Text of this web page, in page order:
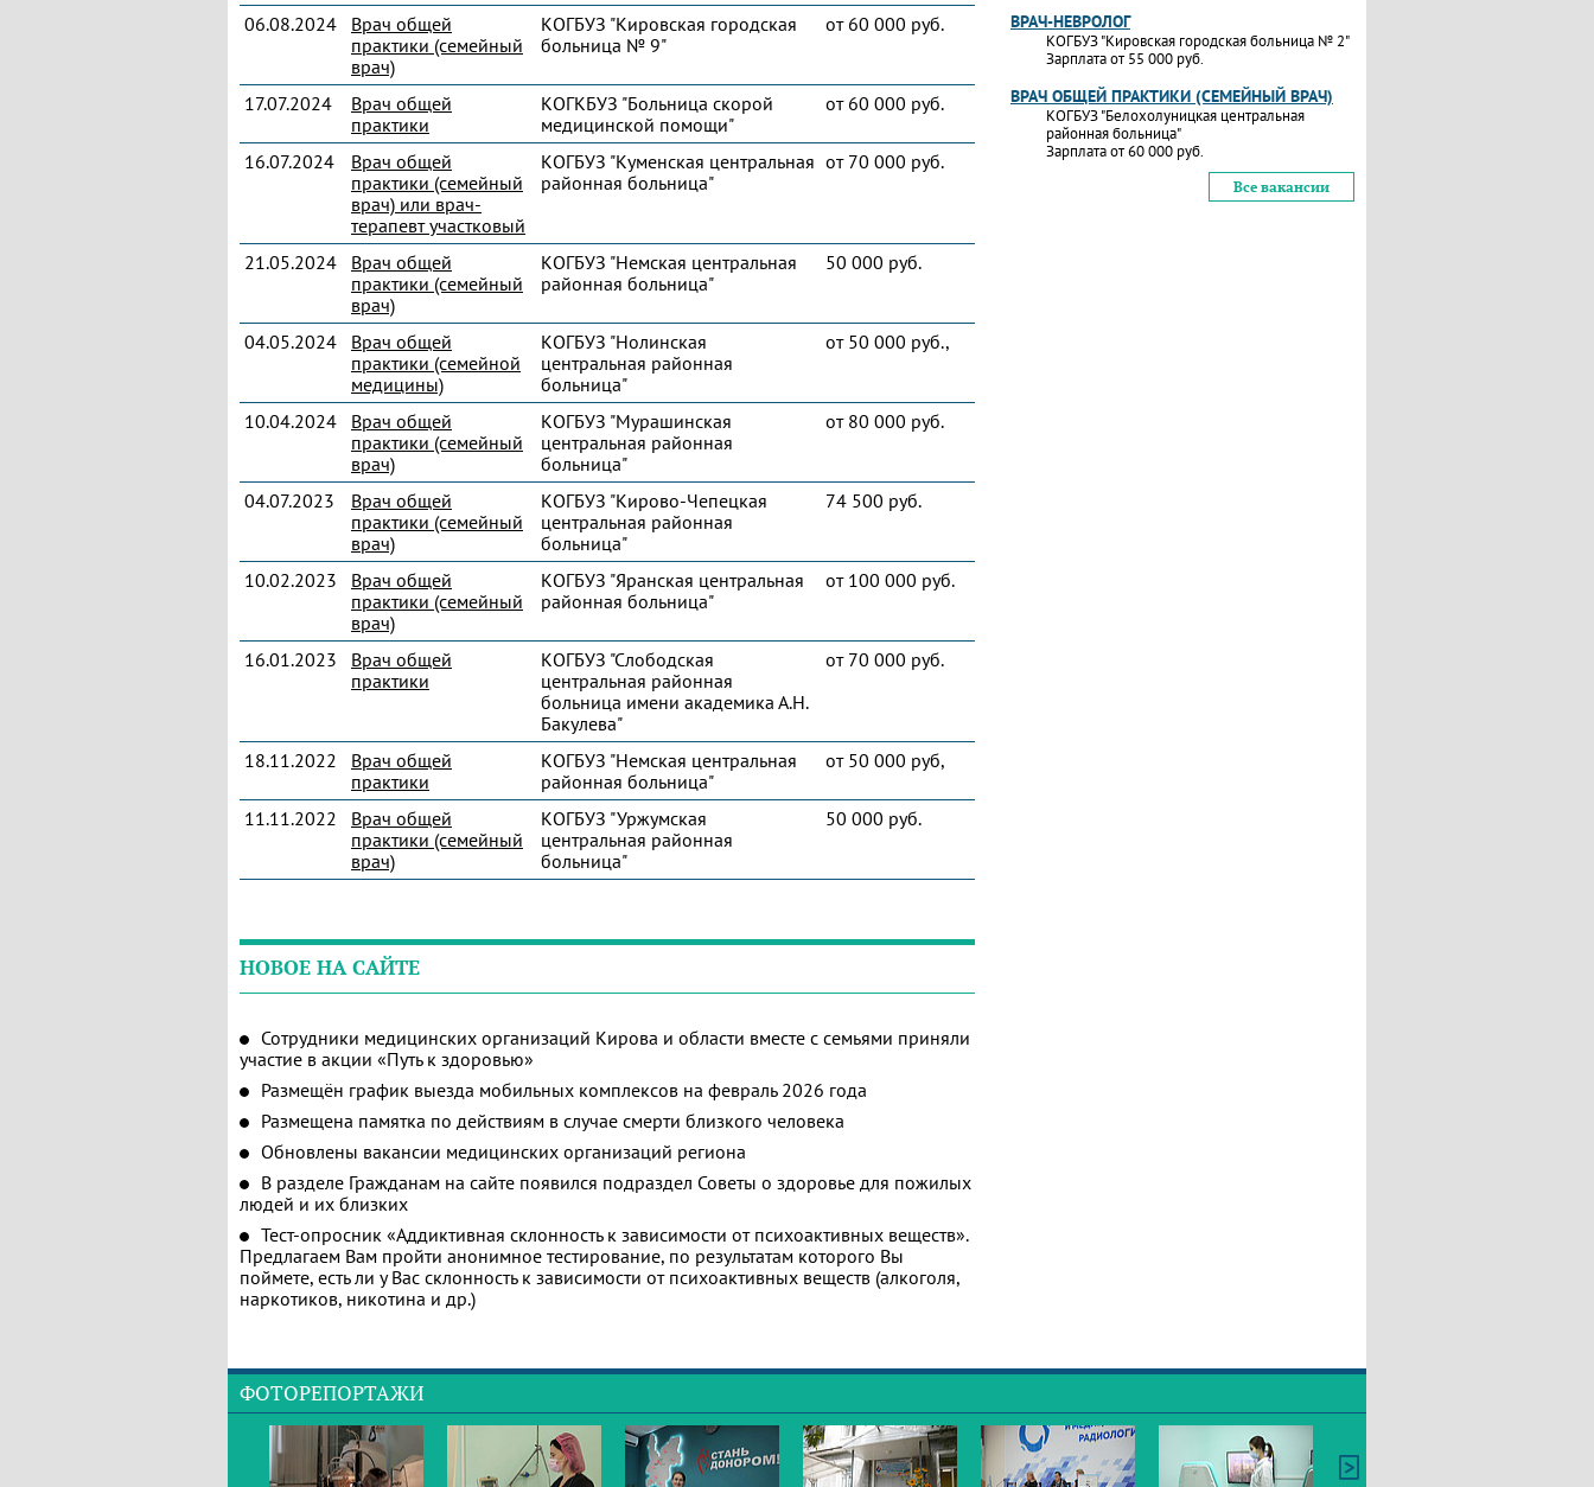
06.08.2024
Врач общей
практики (семейный
врач)
КОГБУЗ "Кировская городская
больница № 9"
от 60 000 руб.
17.07.2024
Врач общей
практики
КОГКБУЗ "Больница скорой
медицинской помощи"
от 60 000 руб.
16.07.2024
Врач общей
практики (семейный
врач) или врач-
терапевт участковый
КОГБУЗ "Куменская центральная
районная больница"
от 70 000 руб.
21.05.2024
Врач общей
практики (семейный
врач)
КОГБУЗ "Немская центральная
районная больница"
50 000 руб.
04.05.2024
Врач общей
практики (семейной
медицины)
КОГБУЗ "Нолинская
центральная районная
больница"
от 50 000 руб.,
10.04.2024
Врач общей
практики (семейный
врач)
КОГБУЗ "Мурашинская
центральная районная
больница"
от 80 000 руб.
04.07.2023
Врач общей
практики (семейный
врач)
КОГБУЗ "Кирово-Чепецкая
центральная районная
больница"
74 500 руб.
10.02.2023
Врач общей
практики (семейный
врач)
КОГБУЗ "Яранская центральная
районная больница"
от 100 000 руб.
16.01.2023
Врач общей
практики
КОГБУЗ "Слободская
центральная районная
больница имени академика А.Н.
Бакулева"
от 70 000 руб.
18.11.2022
Врач общей
практики
КОГБУЗ "Немская центральная
районная больница"
от 50 000 руб,
11.11.2022
Врач общей
практики (семейный
врач)
КОГБУЗ "Уржумская
центральная районная
больница"
50 000 руб.
НОВОЕ НА САЙТЕ
Сотрудники медицинских организаций Кирова и области вместе с семьями приняли
участие в акции «Путь к здоровью»
Размещён график выезда мобильных комплексов на февраль 2026 года
Размещена памятка по действиям в случае смерти близкого человека
Обновлены вакансии медицинских организаций региона
В разделе Гражданам на сайте появился подраздел Советы о здоровье для пожилых
людей и их близких
Тест-опросник «Аддиктивная склонность к зависимости от психоактивных веществ».
Предлагаем Вам пройти анонимное тестирование, по результатам которого Вы
поймете, есть ли у Вас склонность к зависимости от психоактивных веществ (алкоголя,
наркотиков, никотина и др.)
ВРАЧ-НЕВРОЛОГ
КОГБУЗ "Кировская городская больница № 2"
Зарплата от 55 000 руб.
ВРАЧ ОБЩЕЙ ПРАКТИКИ (СЕМЕЙНЫЙ ВРАЧ)
КОГБУЗ "Белохолуницкая центральная
районная больница"
Зарплата от 60 000 руб.
Все вакансии
ФОТОРЕПОРТАЖИ